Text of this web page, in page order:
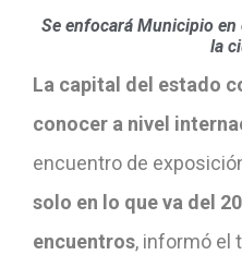
Se enfocará Municipio
la
La capital del estado
conocer a nivel
encuentro de
solo en lo que va del
encuentros, informó el